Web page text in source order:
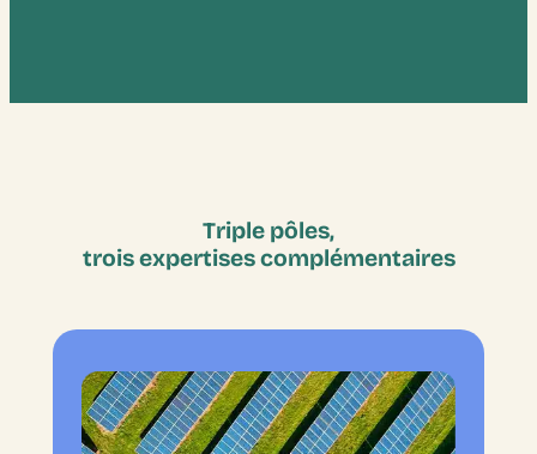
Triple pôles,
trois expertises complémentaires